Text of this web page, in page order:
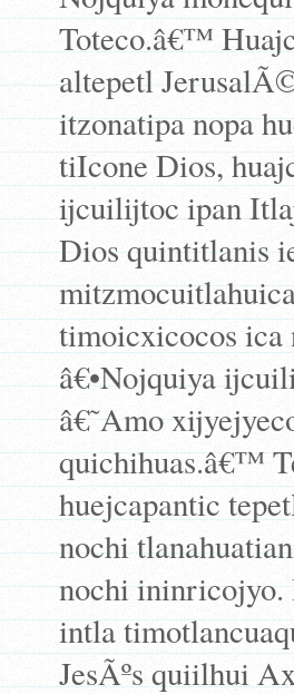
Toteco.â€™
altepetl
itzonatipa nopa
tiIcone Dios,
ijcuilijtoc ipan
Dios quintitlanis
timoicxicocos ica
â€•Nojquiya
â€˜Amo
quichihuas.â€™
huejcapantic
nochi
nochi ininricojyo.
intla
JesÃºs quiilhui